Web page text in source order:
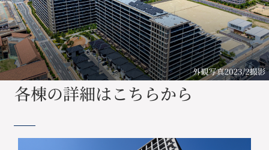
各棟の詳細はこちらから